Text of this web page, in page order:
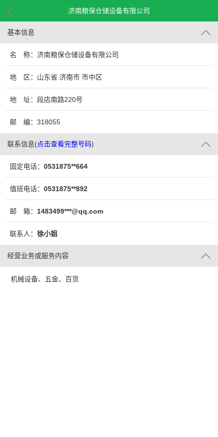
济南粮保仓储设备有限公司
基本信息
名 称：济南粮保仓储设备有限公司
地 区：山东省 济南市 市中区
地 址：段店南路220号
邮 编：318055
联系信息(点击查看完整号码)
固定电话： 0531875**664
值班电话： 0531875**892
邮 箱： 1483499***@qq.com
联系人： 徐小姐
经营业务或服务内容
机械设备、五金、百货